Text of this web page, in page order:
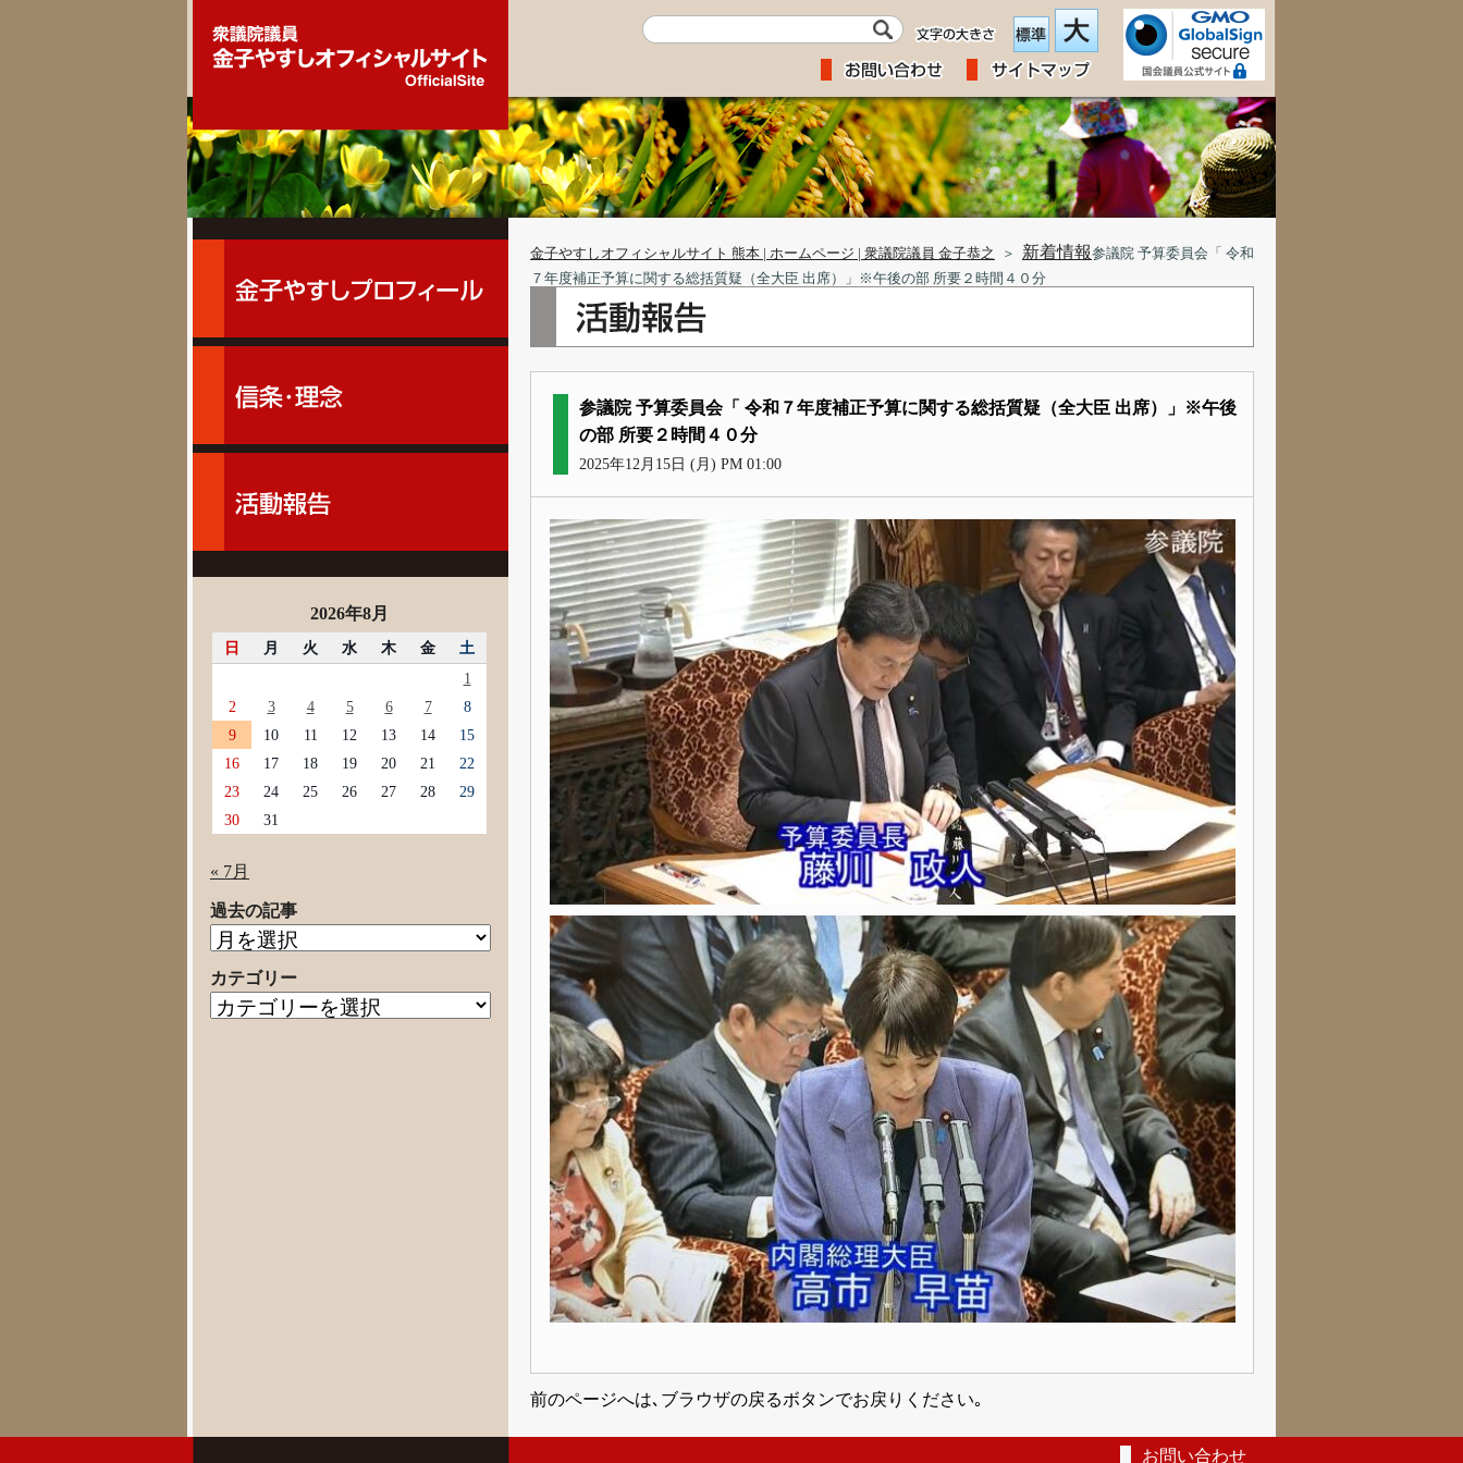
金子やすしオフィシャルサイト 熊本 | ホームページ | 衆議院議員 金子恭之 ＞ 新着情報参議院 予算委員会「 令和
７年度補正予算に関する総括質疑（全大臣 出席）」※午後の部 所要２時間４０分
参議院 予算委員会「 令和７年度補正予算に関する総括質疑（全大臣 出席）」※午後
の部 所要２時間４０分
2025年12月15日 (月) PM 01:00
前のページへは､ブラウザの戻るボタンでお戻りください｡
2026年8月
日 月 火 水 木 金
土
1
2
3 4 5 6 7
8
9
10 11 12 13 14
15
16
17 18 19 20 21
22
23
24 25 26 27 28
29
30
31
« 7月
過去の記事
過
の
記
カテゴリー
カ
お問い合わせ